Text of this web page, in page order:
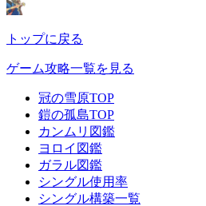
トップに戻る
ゲーム攻略一覧を見る
冠の雪原TOP
鎧の孤島TOP
カンムリ図鑑
ヨロイ図鑑
ガラル図鑑
シングル使用率
シングル構築一覧